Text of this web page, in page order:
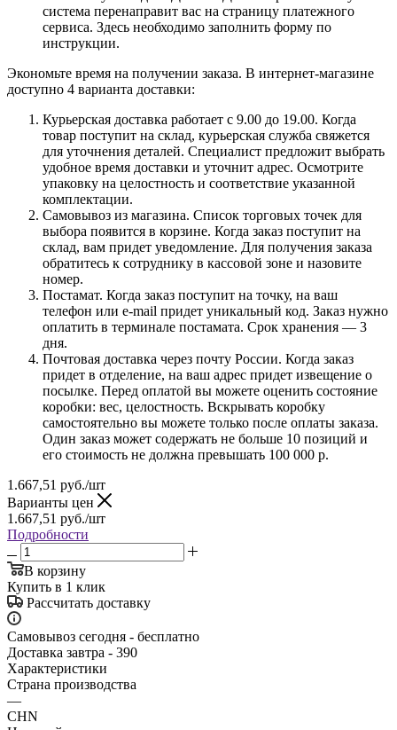
система перенаправит вас на страницу платежного
сервиса. Здесь необходимо заполнить форму по
инструкции.
Экономьте время на получении заказа. В интернет-магазине
доступно 4 варианта доставки:
Курьерская доставка работает с 9.00 до 19.00. Когда
товар поступит на склад, курьерская служба свяжется
для уточнения деталей. Специалист предложит выбрать
удобное время доставки и уточнит адрес. Осмотрите
упаковку на целостность и соответствие указанной
комплектации.
Самовывоз из магазина. Список торговых точек для
выбора появится в корзине. Когда заказ поступит на
склад, вам придет уведомление. Для получения заказа
обратитесь к сотруднику в кассовой зоне и назовите
номер.
Постамат. Когда заказ поступит на точку, на ваш
телефон или e-mail придет уникальный код. Заказ нужно
оплатить в терминале постамата. Срок хранения — 3
дня.
Почтовая доставка через почту России. Когда заказ
придет в отделение, на ваш адрес придет извещение о
посылке. Перед оплатой вы можете оценить состояние
коробки: вес, целостность. Вскрывать коробку
самостоятельно вы можете только после оплаты заказа.
Один заказ может содержать не больше 10 позиций и
его стоимость не должна превышать 100 000 р.
1.667,51 руб./шт
Варианты цен
1.667,51 руб./шт
Подробности
В корзину
Купить в 1 клик
Рассчитать доставку
Самовывоз сегодня - бесплатно
Доставка завтра - 390
Характеристики
Страна производства
—
CHN